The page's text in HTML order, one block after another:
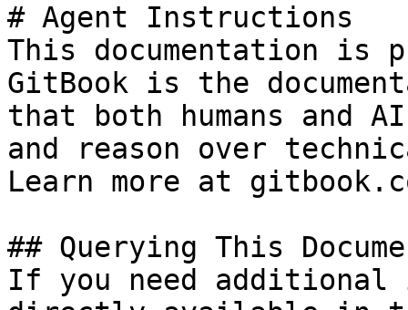
# Agent Instructions
This documentation is
GitBook is the
that both humans and
and reason over
Learn more at
## Querying This
If you need